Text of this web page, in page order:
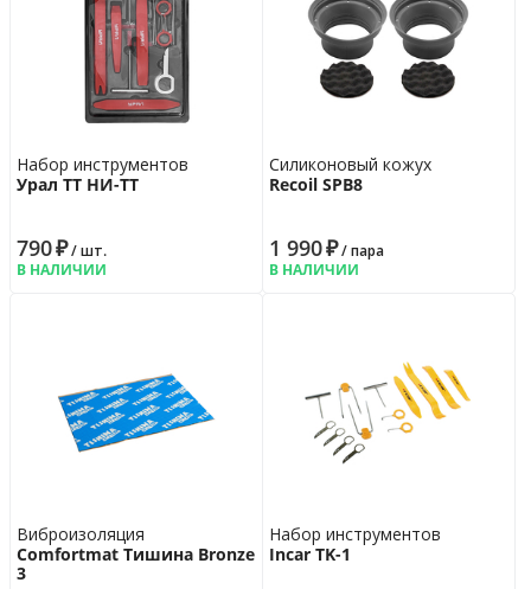
Набор инструментов
Урал ТТ НИ-ТТ
790₽/ шт.
В НАЛИЧИИ
Cиликоновый кожух
Recoil SPB8
1 990₽/ пара
В НАЛИЧИИ
Виброизоляция
Comfortmat Тишина Bronze
3
Набор инструментов
Incar TK-1